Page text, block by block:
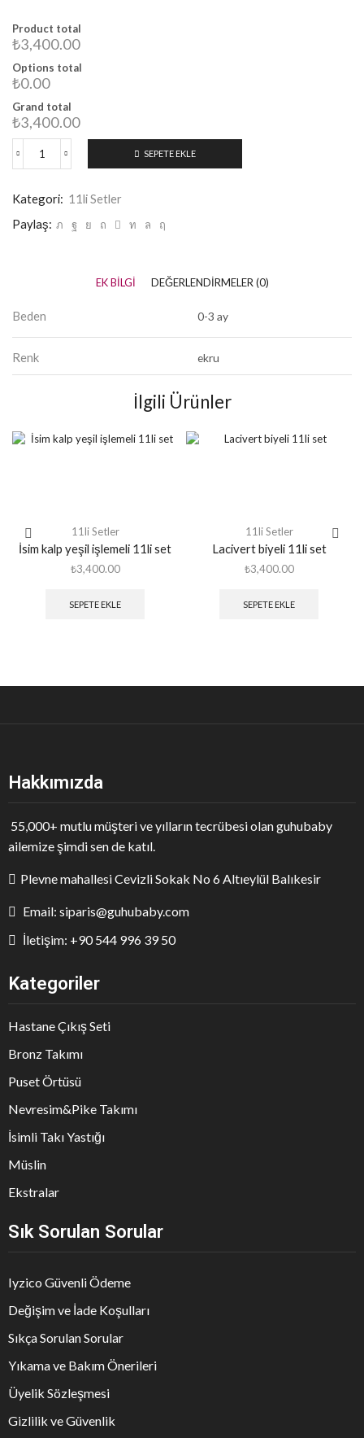
Product total
₺3,400.00
Options total
₺0.00
Grand total
₺3,400.00
SEPETE EKLE
Kategori: 11li Setler
Paylaş:
EK BILGI DEĞERLENDIRMELER (0)
Beden 0-3 ay
Renk ekru
İlgili Ürünler
11li Setler
İsim kalp yeşil işlemeli 11li set
₺3,400.00
SEPETE EKLE
11li Setler
Lacivert biyeli 11li set
₺3,400.00
SEPETE EKLE
Hakkımızda
55,000+ mutlu müşteri ve yılların tecrübesi olan guhubaby
ailemize şimdi sen de katıl.
Plevne mahallesi Cevizli Sokak No 6 Altıeylül Balıkesir
Email: siparis@guhubaby.com
İletişim: +90 544 996 39 50
Kategoriler
Hastane Çıkış Seti
Bronz Takımı
Puset Örtüsü
Nevresim&Pike Takımı
İsimli Takı Yastığı
Müslin
Ekstralar
Sık Sorulan Sorular
Iyzico Güvenli Ödeme
Değişim ve İade Koşulları
Sıkça Sorulan Sorular
Yıkama ve Bakım Önerileri
Üyelik Sözleşmesi
Gizlilik ve Güvenlik